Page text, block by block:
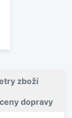
zboží
dopravy